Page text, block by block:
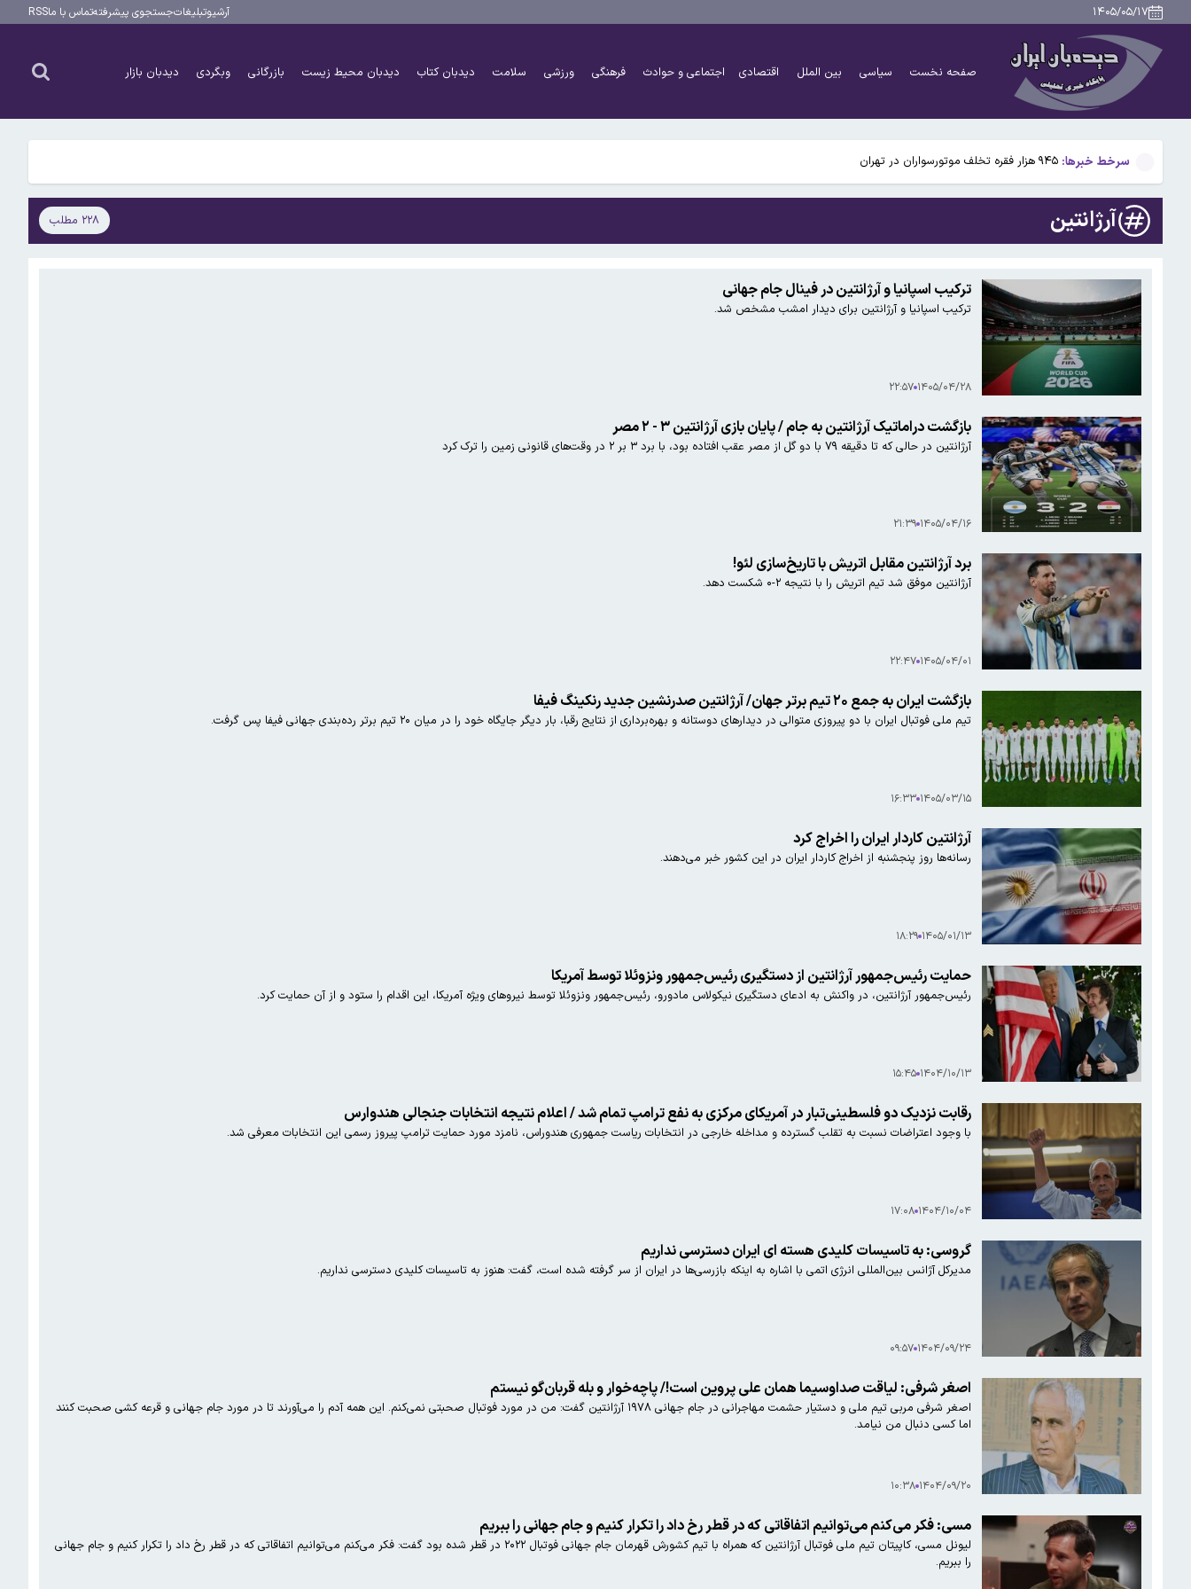
۱۴۰۵/۰۵/۱۷ آرشیوتبلیغاتجستجوی پیشرفتهتماس با ماRSS
صفحه نخست سیاسی بین الملل اقتصادی اجتماعی و حوادث فرهنگی ورزشی سلامت دیدبان کتاب دیدبان محیط زیست بازرگانی وبگردی دیدبان بازار
سرخط خبرها:
پاکستان هزینه انبارداری کانتینرهای ایرانی را ۸۰ درصد کاهش داد
علت اصلی آلودگی هوای تهران در روزهای اخیر چه بود؟
پزشکیان: امروز مهم‌ترین نگرانی‌ام معیشت مردم است
۹۴۵ هزار فقره تخلف موتورسواران در تهران
نزولی شدن رشد سالانه مصرف برق در کشور/افزایش پاداش گزارش ماینر غیرمجاز
علت اصلی آلودگی هوای تهران در روزهای اخیر چه بود؟
پزشکیان: امروز مهم‌ترین نگرانی‌ام معیشت مردم است
آرژانتین ۲۲۸ مطلب
ترکیب اسپانیا و آرژانتین در فینال جام جهانی
ترکیب اسپانیا و آرژانتین برای دیدار امشب مشخص شد.
۱۴۰۵/۰۴/۲۸ ۲۲:۵۷
بازگشت دراماتیک آرژانتین به جام / پایان بازی آرژانتین ۳ - ۲ مصر
آرژانتین در حالی که تا دقیقه ۷۹ با دو گل از مصر عقب افتاده بود، با برد ۳ بر ۲ در وقت‌های قانونی زمین را ترک کرد
۱۴۰۵/۰۴/۱۶ ۲۱:۳۹
برد آرژانتین مقابل اتریش با تاریخ‌سازی لئو!
آرژانتین موفق شد تیم اتریش را با نتیجه ۲-۰ شکست دهد.
۱۴۰۵/۰۴/۰۱ ۲۲:۴۷
بازگشت ایران به جمع ۲۰ تیم برتر جهان/ آرژانتین صدرنشین جدید رنکینگ فیفا
تیم ملی فوتبال ایران با دو پیروزی متوالی در دیدار‌های دوستانه و بهره‌برداری از نتایج رقبا، بار دیگر جایگاه خود را در میان ۲۰ تیم برتر رده‌بندی جهانی فیفا پس گرفت.
۱۴۰۵/۰۳/۱۵ ۱۶:۳۳
آرژانتین کاردار ایران را اخراج کرد
رسانه‌ها روز پنجشنبه از اخراج کاردار ایران در این کشور خبر می‌دهند.
۱۴۰۵/۰۱/۱۳ ۱۸:۲۹
حمایت رئیس‌جمهور آرژانتین از دستگیری رئیس‌جمهور ونزوئلا توسط آمریکا
رئیس‌جمهور آرژانتین، در واکنش به ادعای دستگیری نیکولاس مادورو، رئیس‌جمهور ونزوئلا توسط نیروهای ویژه آمریکا، این اقدام را ستود و از آن حمایت کرد.
۱۴۰۴/۱۰/۱۳ ۱۵:۴۵
رقابت نزدیک دو فلسطینی‌تبار در آمریکای مرکزی به نفع ترامپ تمام شد / اعلام نتیجه انتخابات جنجالی هندوارس
با وجود اعتراضات نسبت به تقلب گسترده و مداخله خارجی در انتخابات ریاست جمهوری هندوراس، نامزد مورد حمایت ترامپ پیروز رسمی این انتخابات معرفی شد.
۱۴۰۴/۱۰/۰۴ ۱۷:۰۸
گروسی: به تاسیسات کلیدی هسته ای ایران دسترسی نداریم
مدیرکل آژانس بین‌المللی انرژی اتمی با اشاره به اینکه بازرسی‌ها در ایران از سر گرفته شده است، گفت: هنوز به تاسیسات کلیدی دسترسی نداریم.
۱۴۰۴/۰۹/۲۴ ۰۹:۵۷
اصغر شرفی: لیاقت صداوسیما همان علی پروین است!/ پاچه‌خوار و بله قربان‌گو نیستم
اصغر شرفی مربی تیم ملی و دستیار حشمت مهاجرانی در جام جهانی ۱۹۷۸ آرژانتین گفت: من در مورد فوتبال صحبتی نمی‌کنم. این همه آدم را می‌آورند تا در مورد جام جهانی و قرعه کشی صحبت کنند
اما کسی دنبال من نیامد.
۱۴۰۴/۰۹/۲۰ ۱۰:۳۸
مسی: فکر می‌کنم می‌توانیم اتفاقاتی که در قطر رخ داد را تکرار کنیم و جام جهانی را ببریم
لیونل مسی، کاپیتان تیم ملی فوتبال آرژانتین که همراه با تیم کشورش قهرمان جام جهانی فوتبال ۲۰۲۲ در قطر شده بود گفت: فکر می‌کنم می‌توانیم اتفاقاتی که در قطر رخ داد را تکرار کنیم و جام جهانی
را ببریم.